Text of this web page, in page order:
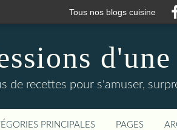
Tous nos blogs cuisine
de recettes pour s'amuser,
PRINCIPALES PAGES